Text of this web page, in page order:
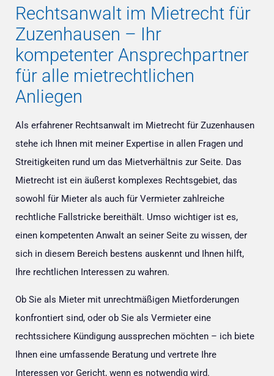
Rechtsanwalt im Mietrecht für
Zuzenhausen – Ihr
kompetenter Ansprechpartner
für alle mietrechtlichen
Anliegen
Als erfahrener Rechtsanwalt im Mietrecht für Zuzenhausen
stehe ich Ihnen mit meiner Expertise in allen Fragen und
Streitigkeiten rund um das Mietverhältnis zur Seite. Das
Mietrecht ist ein äußerst komplexes Rechtsgebiet, das
sowohl für Mieter als auch für Vermieter zahlreiche
rechtliche Fallstricke bereithält. Umso wichtiger ist es,
einen kompetenten Anwalt an seiner Seite zu wissen, der
sich in diesem Bereich bestens auskennt und Ihnen hilft,
Ihre rechtlichen Interessen zu wahren.
Ob Sie als Mieter mit unrechtmäßigen Mietforderungen
konfrontiert sind, oder ob Sie als Vermieter eine
rechtssichere Kündigung aussprechen möchten – ich biete
Ihnen eine umfassende Beratung und vertrete Ihre
Interessen vor Gericht, wenn es notwendig wird.